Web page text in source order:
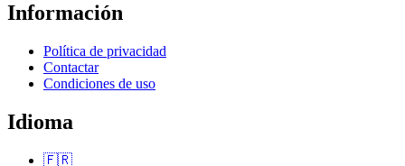
Información
Política de privacidad
Contactar
Condiciones de uso
Idioma
🇫🇷